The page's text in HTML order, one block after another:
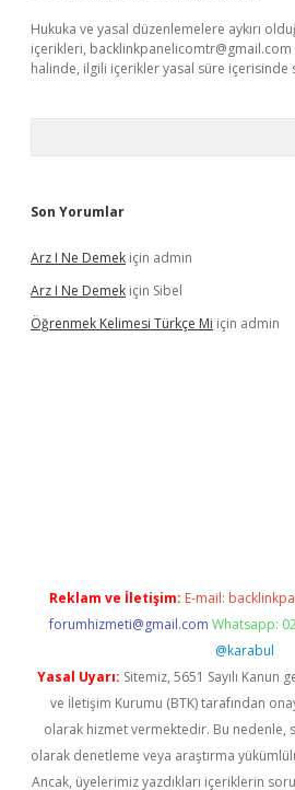
Hukuka ve yasal düzenlemelere aykırı
içerikleri, backlinkpanelicomtr@gmail.com
halinde, ilgili içerikler yasal süre içerisinde
Son Yorumlar
Arz I Ne Demek için admin
Arz I Ne Demek için Sibel
Öğrenmek Kelimesi Türkçe Mi için admin
Reklam ve İletişim: E-mail:
forumhizmeti@gmail.com Whatsapp:
@karabul
Yasal Uyarı: Sitemiz, 5651 Sayılı
ve İletişim Kurumu (BTK) tarafından
olarak hizmet vermektedir. Bu
olarak denetleme veya araştırma
Ancak, üyelerimiz yazdıkları içeriklerin